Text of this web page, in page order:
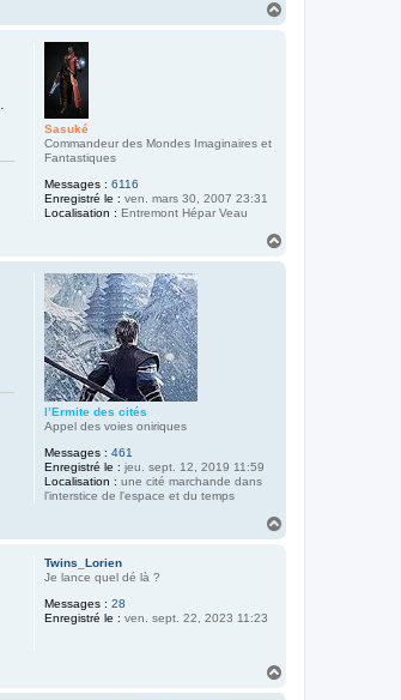
Sasuké
Commandeur des Mondes Imaginaires et
Fantastiques
Messages : 6116
Enregistré le : ven. mars 30, 2007 23:31
Localisation : Entremont Hépar Veau
l’Ermite des cités
Appel des voies oniriques
Messages : 461
Enregistré le : jeu. sept. 12, 2019 11:59
Localisation : une cité marchande dans
l'interstice de l'espace et du temps
Twins_Lorien
Je lance quel dé là ?
Messages : 28
Enregistré le : ven. sept. 22, 2023 11:23